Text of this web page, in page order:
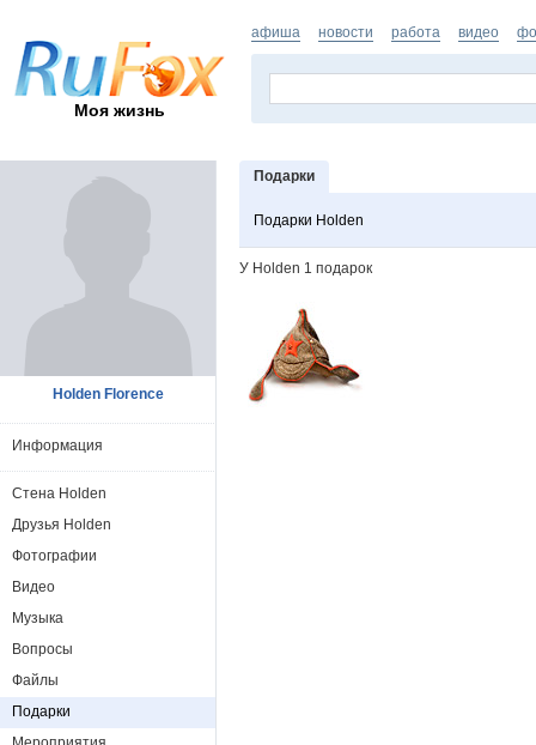
Моя жизнь
афиша новости работа видео
Подарки
Подарки Holden
У Holden 1 подарок
Holden Florence
Информация
Стена Holden
Друзья Holden
Фотографии
Видео
Музыка
Вопросы
Файлы
Подарки